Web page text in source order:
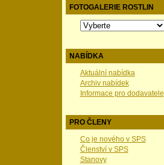
FOTOGALERIE ROSTLIN
NABÍDKA
Aktuální nabídka
Archiv nabídek
Informace pro dodavatele
PRO ČLENY
Co je nového v SPS
Členství v SPS
Stanovy